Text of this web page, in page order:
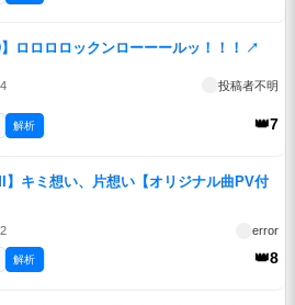
】ロロロロックンローーールッ！！！ ↗
投稿者不明
👑7
解析
】キミ想い、片想い【オリジナル曲PV付
error
👑8
解析